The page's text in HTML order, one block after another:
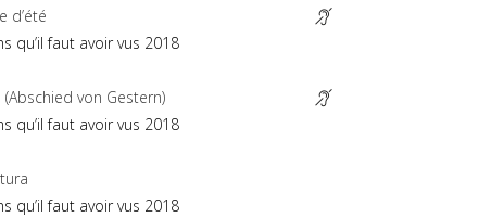
d’été
qu’il faut avoir vus 2018
(Abschied von Gestern)
qu’il faut avoir vus 2018
qu’il faut avoir vus 2018